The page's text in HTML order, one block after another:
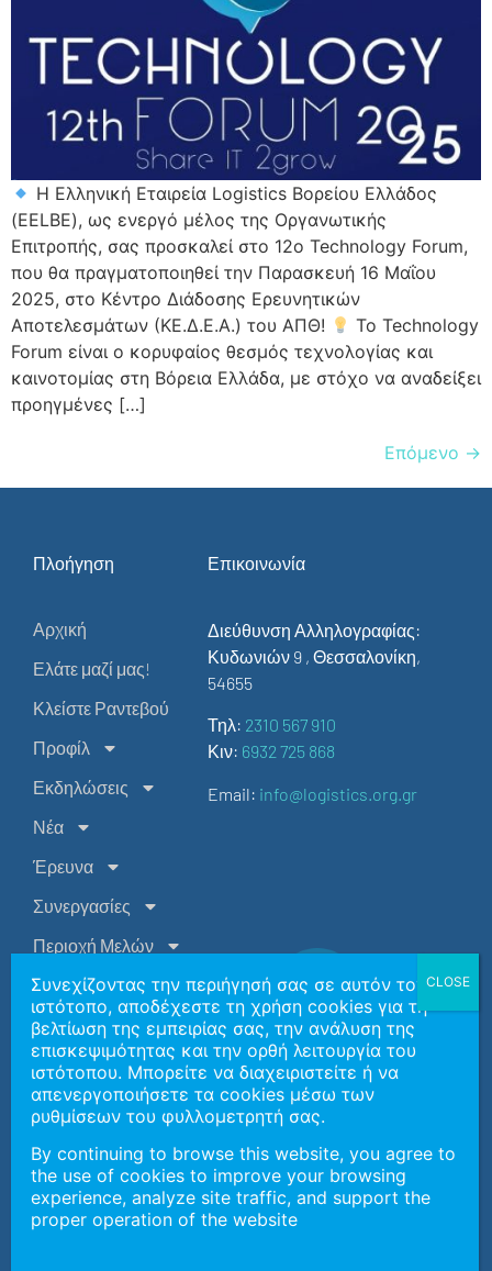
Η Ελληνική Εταιρεία Logistics Βορείου Ελλάδος
(EELBE), ως ενεργό μέλος της Οργανωτικής
Επιτροπής, σας προσκαλεί στο 12ο Technology Forum,
που θα πραγματοποιηθεί την Παρασκευή 16 Μαΐου
2025, στο Κέντρο Διάδοσης Ερευνητικών
Αποτελεσμάτων (ΚΕ.Δ.Ε.Α.) του ΑΠΘ!
Το Technology
Forum είναι ο κορυφαίος θεσμός τεχνολογίας και
καινοτομίας στη Βόρεια Ελλάδα, με στόχο να αναδείξει
προηγμένες […]
Επόμενο →
Πλοήγηση
Αρχική
Ελάτε μαζί μας!
Κλείστε Ραντεβού
Προφίλ
Εκδηλώσεις
Νέα
Έρευνα
Συνεργασίες
Περιοχή Μελών
Επικοινωνία
EN
Επικοινωνία
Διεύθυνση Αλληλογραφίας:
Κυδωνιών 9 , Θεσσαλονίκη,
54655
Τηλ: 2310 567 910
Κιν: 6932 725 868
Email: info@logistics.org.gr
Copyright 2026 | Ελληνική Εταιρεία Logistics Βορείου
Ελλάδος
Πολιτική Απορρήτου & GDPR
Ανάπτυξη Ιστοσελίδας: SymKon Technologies
Συνεχίζοντας την περιήγησή σας σε αυτόν τον
ιστότοπο, αποδέχεστε τη χρήση cookies για τη
βελτίωση της εμπειρίας σας, την ανάλυση της
επισκεψιμότητας και την ορθή λειτουργία του
ιστότοπου. Μπορείτε να διαχειριστείτε ή να
απενεργοποιήσετε τα cookies μέσω των
ρυθμίσεων του φυλλομετρητή σας.
By continuing to browse this website, you agree to
the use of cookies to improve your browsing
experience, analyze site traffic, and support the
proper operation of the website